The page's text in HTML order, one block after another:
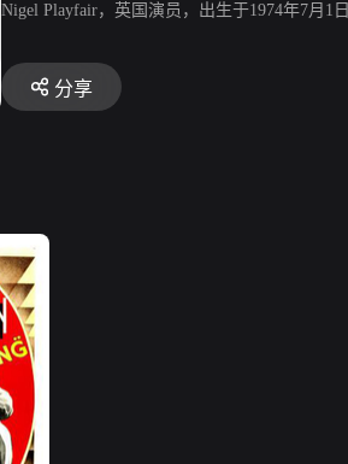
Nigel Playfair，英国演员，出生于1974年7月1
分享